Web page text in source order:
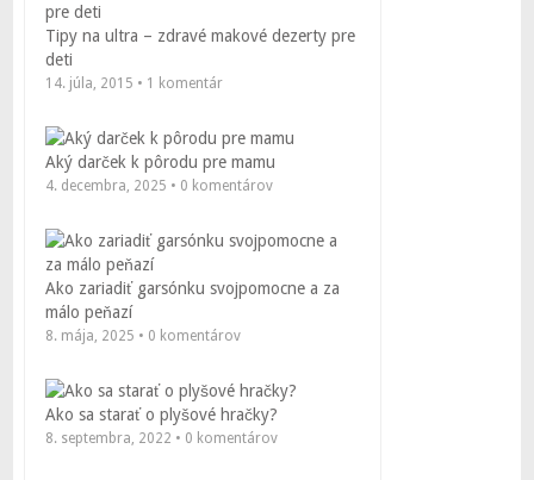
Tipy na ultra – zdravé makové dezerty pre
deti
14. júla, 2015 • 1 komentár
Aký darček k pôrodu pre mamu
4. decembra, 2025 • 0 komentárov
Ako zariadiť garsónku svojpomocne a za
málo peňazí
8. mája, 2025 • 0 komentárov
Ako sa starať o plyšové hračky?
8. septembra, 2022 • 0 komentárov